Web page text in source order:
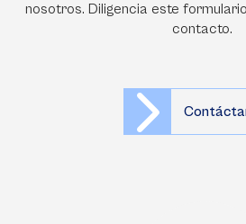
nosotros. Diligencia este
contacto.